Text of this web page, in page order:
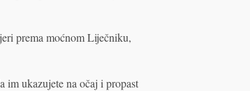
prema moćnom Liječniku,
im ukazujete na očaj i propast